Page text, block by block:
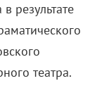
результате
театра.